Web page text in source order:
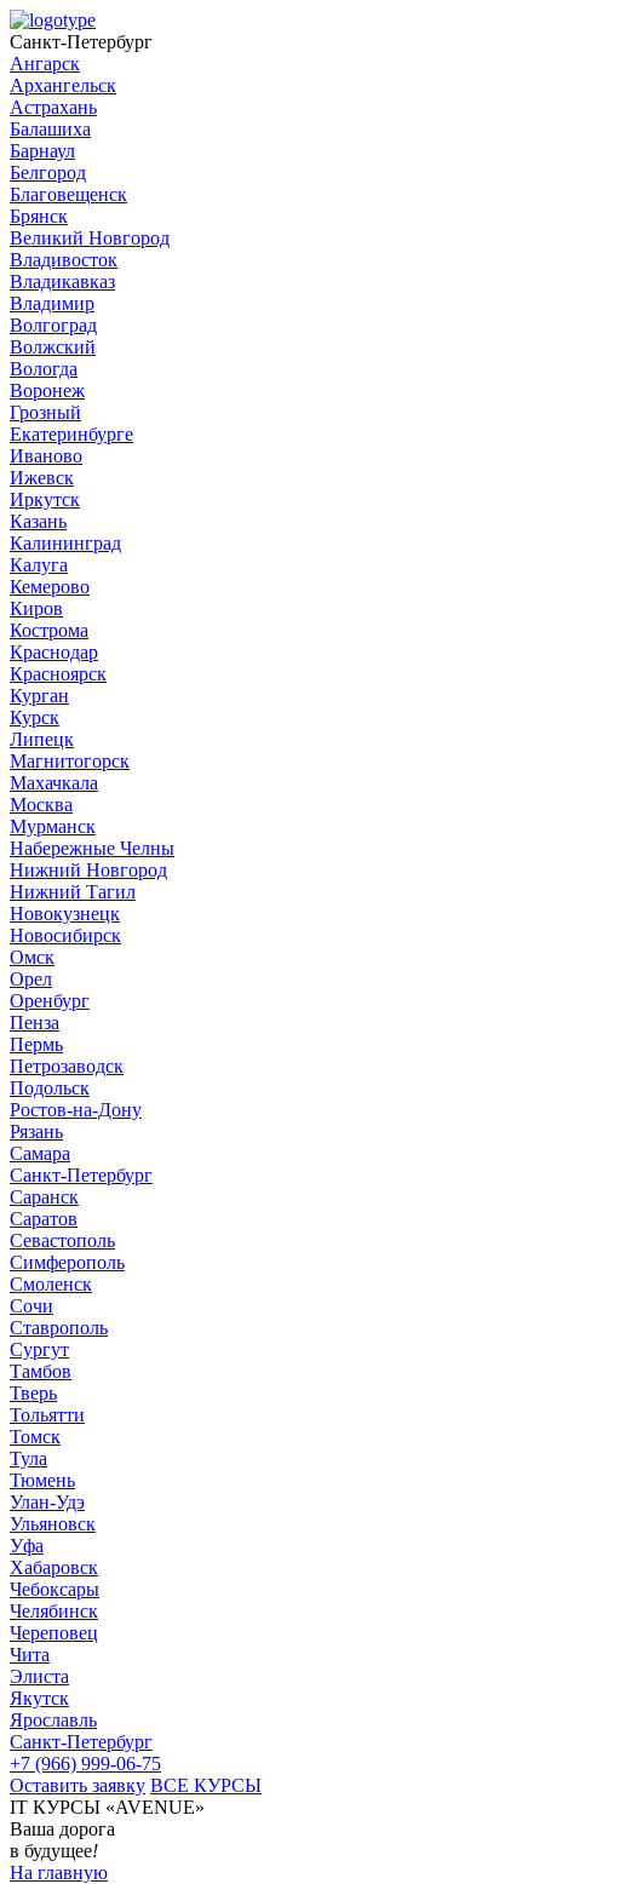
Санкт-Петербург
Ангарск
Архангельск
Астрахань
Балашиха
Барнаул
Белгород
Благовещенск
Брянск
Великий Новгород
Владивосток
Владикавказ
Владимир
Волгоград
Волжский
Вологда
Воронеж
Грозный
Екатеринбурге
Иваново
Ижевск
Иркутск
Казань
Калининград
Калуга
Кемерово
Киров
Кострома
Краснодар
Красноярск
Курган
Курск
Липецк
Магнитогорск
Махачкала
Москва
Мурманск
Набережные Челны
Нижний Новгород
Нижний Тагил
Новокузнецк
Новосибирск
Омск
Орел
Оренбург
Пенза
Пермь
Петрозаводск
Подольск
Ростов-на-Дону
Рязань
Самара
Санкт-Петербург
Саранск
Саратов
Севастополь
Симферополь
Смоленск
Сочи
Ставрополь
Сургут
Тамбов
Тверь
Тольятти
Томск
Тула
Тюмень
Улан-Удэ
Ульяновск
Уфа
Хабаровск
Чебоксары
Челябинск
Череповец
Чита
Элиста
Якутск
Ярославль
Санкт-Петербург
+7 (966) 999-06-75
Оставить заявку ВСЕ КУРСЫ
IT КУРСЫ «AVENUE»
Ваша дорога
в будущее!
На главную